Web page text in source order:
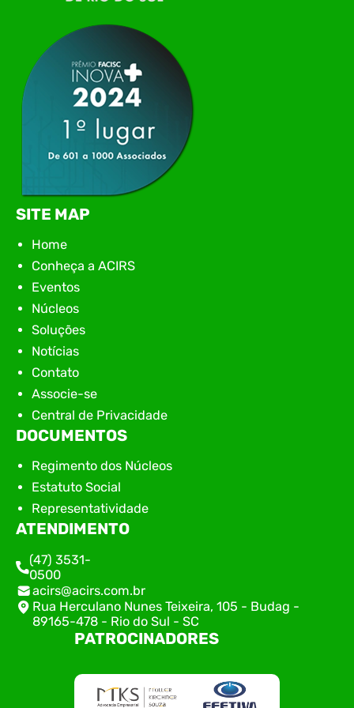
apresentação de novas iniciativas para o setor. O
encontro aconteceu em Rio…
SITE MAP
Home
Conheça a ACIRS
Eventos
Núcleos
Soluções
Notícias
Contato
Associe-se
Central de Privacidade
DOCUMENTOS
Regimento dos Núcleos
Estatuto Social
Representatividade
ATENDIMENTO
(47) 3531-
0500
acirs@acirs.com.br
Rua Herculano Nunes Teixeira, 105 - Budag -
89165-478 - Rio do Sul - SC
PATROCINADORES